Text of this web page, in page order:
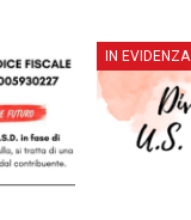
IN EVIDENZA